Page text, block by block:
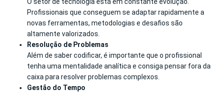
Profissionais que conseguem se adaptar rapidamente a
novas ferramentas, metodologias e desafios são
altamente valorizados.
Resolução de Problemas
Além de saber codificar, é importante que o profissional
tenha uma mentalidade analítica e consiga pensar fora da
caixa para resolver problemas complexos.
Gestão do Tempo